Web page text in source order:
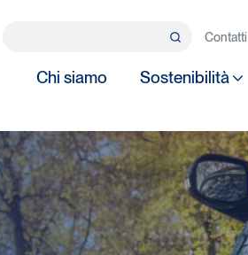
Chi siamo Sostenibilità
SearchContatti